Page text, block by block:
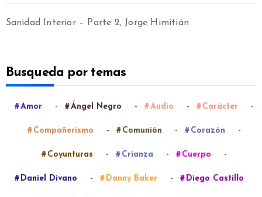
Sanidad Interior – Parte 2, Jorge Himitián
Busqueda por temas
Amor - Ángel Negro - Audio - Carácter -
Compañerismo - Comunión - Corazón -
Coyunturas - Crianza - Cuerpo -
Daniel Divano - Danny Baker - Diego Castillo